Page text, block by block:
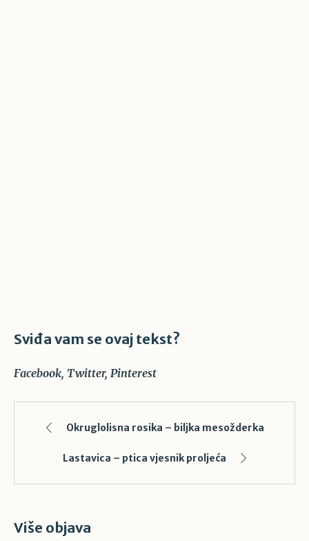
Sviđa vam se ovaj tekst?
Facebook Twitter Pinterest
Okruglolisna rosika – biljka mesožderka
Lastavica – ptica vjesnik proljeća
Više objava